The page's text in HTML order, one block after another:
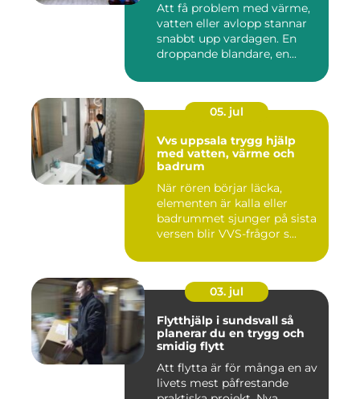
Att få problem med värme,
vatten eller avlopp stannar
snabbt upp vardagen. En
droppande blandare, en...
05. jul
Vvs uppsala trygg hjälp
med vatten, värme och
badrum
När rören börjar läcka,
elementen är kalla eller
badrummet sjunger på sista
versen blir VVS-frågor s...
03. jul
Flytthjälp i sundsvall så
planerar du en trygg och
smidig flytt
Att flytta är för många en av
livets mest påfrestande